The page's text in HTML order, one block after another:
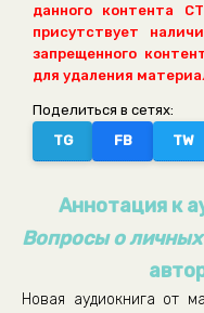
данного контента
присутствует
запрещенного
для удаления
Поделиться в сетях:
TG
FB TW
Аннотация к
Вопросы о
Новая аудиокнига от